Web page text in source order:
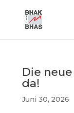
Die
da!
Juni 30, 2026